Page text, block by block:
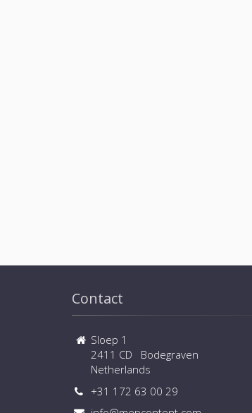
Contact
Sloep 1
2411 CD Bodegraven
Netherlands
+31 172 63 00 29